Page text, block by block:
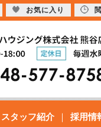
スタッフ紹介 採用情
お気に入り